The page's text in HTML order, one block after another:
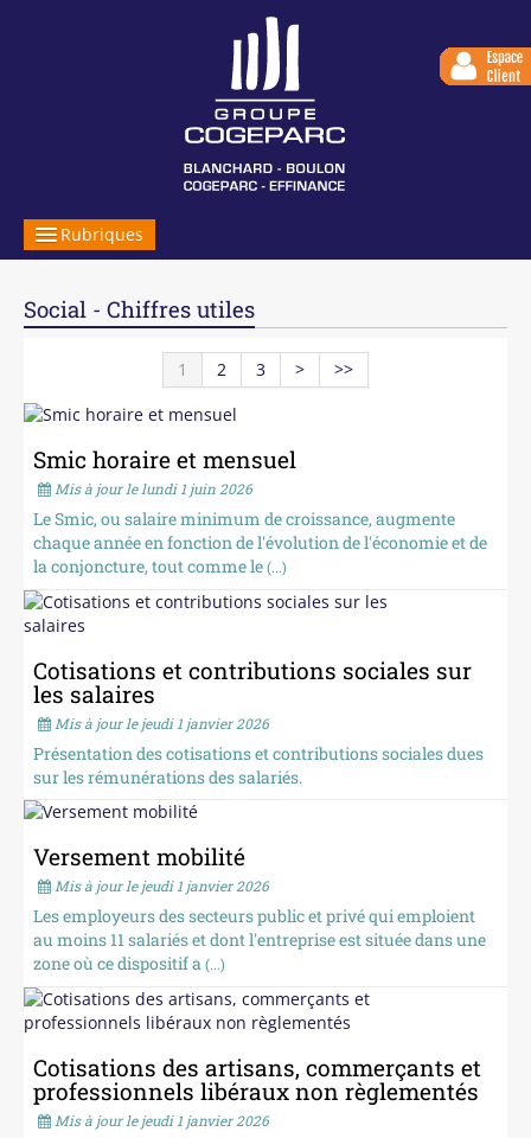
Rubriques
NOS EXPERTISES
SERVICES EN LIGNE
NOUS REJOINDRE
VOTRE INFORMATION
CONTACT
Social - Chiffres utiles
1 2 3 > >>
Smic horaire et mensuel
Mis à jour le lundi 1 juin 2026
Le Smic, ou salaire minimum de croissance, augmente
chaque année en fonction de l'évolution de l'économie et de
la conjoncture, tout comme le (...)
Cotisations et contributions sociales sur
les salaires
Mis à jour le jeudi 1 janvier 2026
Présentation des cotisations et contributions sociales dues
sur les rémunérations des salariés.
Versement mobilité
Mis à jour le jeudi 1 janvier 2026
Les employeurs des secteurs public et privé qui emploient
au moins 11 salariés et dont l'entreprise est située dans une
zone où ce dispositif a (...)
Cotisations des artisans, commerçants et
professionnels libéraux non règlementés
Mis à jour le jeudi 1 janvier 2026